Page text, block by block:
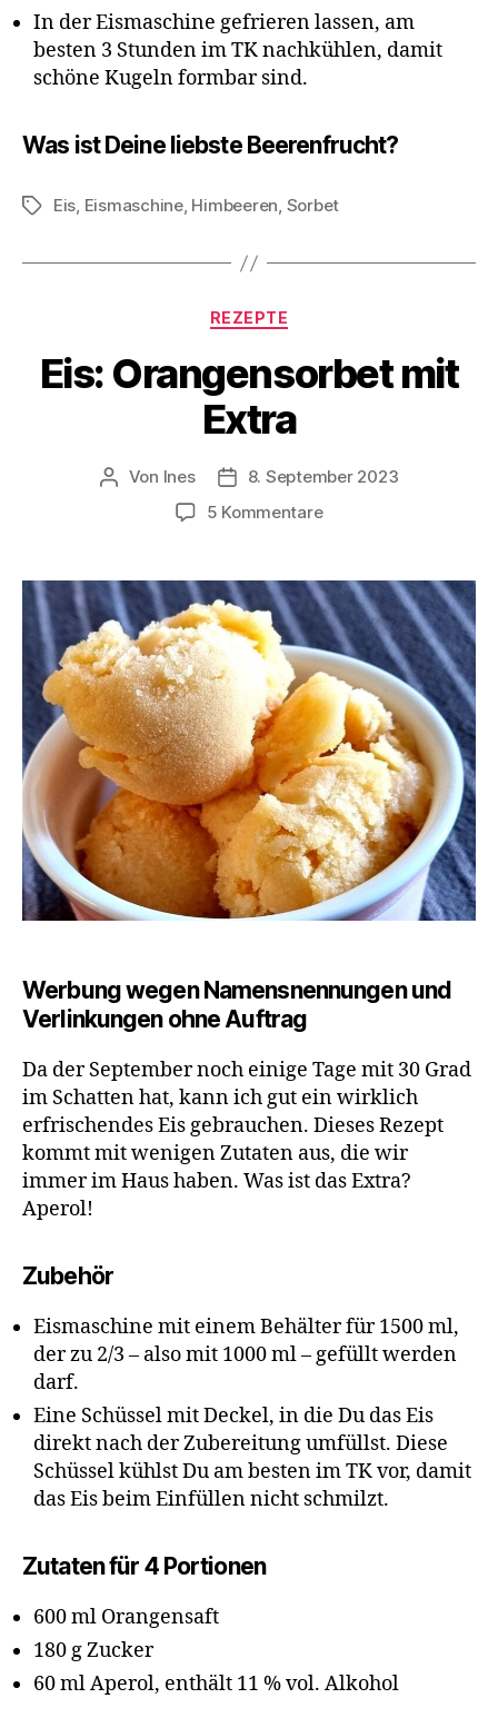
In der Eismaschine gefrieren lassen, am
besten 3 Stunden im TK nachkühlen, damit
schöne Kugeln formbar sind.
Was ist Deine liebste Beerenfrucht?
Schlagwörter
Eis, Eismaschine, Himbeeren, Sorbet
Kategorien
REZEPTE
Eis: Orangensorbet mit
Extra
Beitragsautor
Von Ines Veröffentlichungsdatum
8. September 2023
5 Kommentarezu
mit
Extra
Werbung wegen Namensnennungen und
Verlinkungen ohne Auftrag
Da der September noch einige Tage mit 30 Grad
im Schatten hat, kann ich gut ein wirklich
erfrischendes Eis gebrauchen. Dieses Rezept
kommt mit wenigen Zutaten aus, die wir
immer im Haus haben. Was ist das Extra?
Aperol!
Zubehör
Eismaschine mit einem Behälter für 1500 ml,
der zu 2/3 – also mit 1000 ml – gefüllt werden
darf.
Eine Schüssel mit Deckel, in die Du das Eis
direkt nach der Zubereitung umfüllst. Diese
Schüssel kühlst Du am besten im TK vor, damit
das Eis beim Einfüllen nicht schmilzt.
Zutaten für 4 Portionen
600 ml Orangensaft
180 g Zucker
60 ml Aperol, enthält 11 % vol. Alkohol